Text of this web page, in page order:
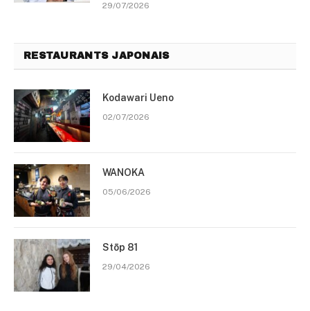
29/07/2026
RESTAURANTS JAPONAIS
Kodawari Ueno
02/07/2026
WANOKA
05/06/2026
Stōp 81
29/04/2026